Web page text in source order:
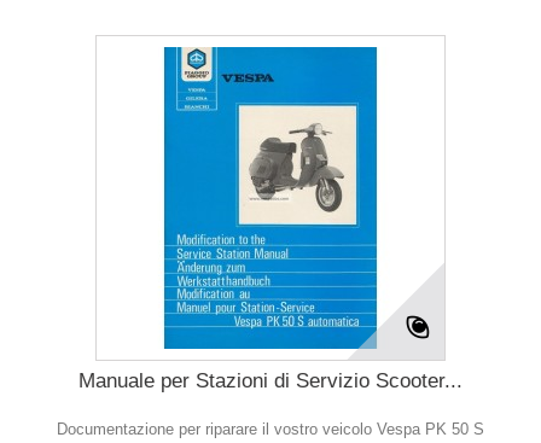
Manuale per Stazioni di Servizio Scooter...
Documentazione per riparare il vostro veicolo Vespa PK 50 S